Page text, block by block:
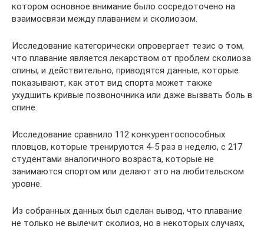
котором основное внимание было сосредоточено на
взаимосвязи между плаванием и сколиозом.
Исследование категорически опровергает тезис о том,
что плавание является лекарством от проблем сколиоза
спины, и действительно, приводятся данные, которые
показывают, как этот вид спорта может также
ухудшить кривые позвоночника или даже вызвать боль в
спине.
Исследование сравнило 112 конкурентоспособных
пловцов, которые тренируются 4-5 раз в неделю, с 217
студентами аналогичного возраста, которые не
занимаются спортом или делают это на любительском
уровне.
Из собранных данных был сделан вывод, что плавание
не только не вылечит сколиоз, но в некоторых случаях,